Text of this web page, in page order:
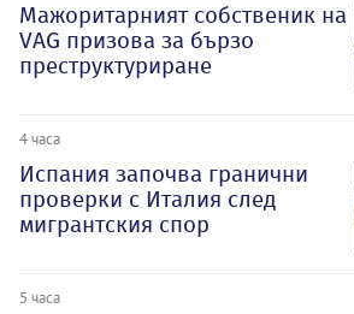
Мажоритарният собственик на
VAG призова за бързо
преструктуриране
4 часа
Испания започва гранични
проверки с Италия след
мигрантския спор
5 часа